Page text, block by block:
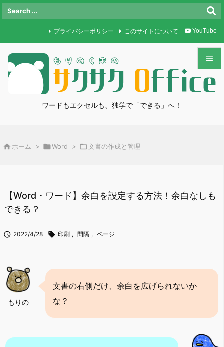
ワードもエクセルも、独学で「できる」へ！


メニュ
検索
プライバシーポリシー このサイトについて YouTube
 ホーム > Word > 文書の作成と管理
【Word・ワード】余白を設定する方法！余白なしも
できる？
 2022/4/28  印刷 , 間隔 , ページ
もりの
文書の右側だけ、余白を広げられないか
な？